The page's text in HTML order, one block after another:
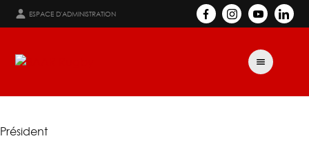
ESPACE D'ADMINISTRATION
Président